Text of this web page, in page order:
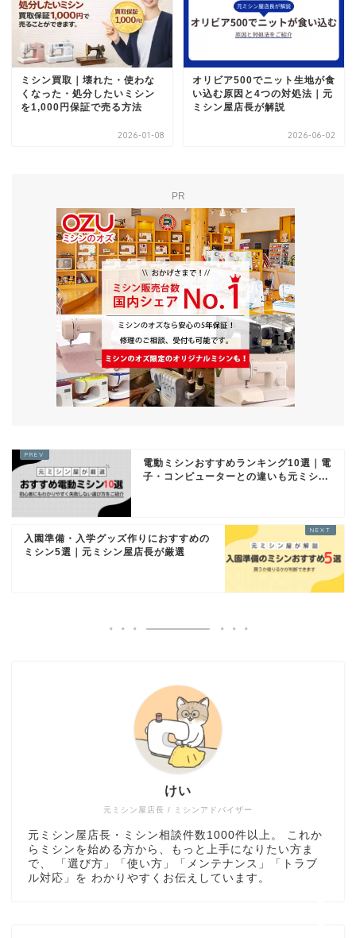
ミシン買取｜壊れた・使わな
くなった・処分したいミシン
を1,000円保証で売る方法
2026-01-08
オリビア500でニット生地が食
い込む原因と4つの対処法｜元
ミシン屋店長が解説
2026-06-02
PR
電動ミシンおすすめランキング10選｜電
子・コンピューターとの違いも元ミシ...
入園準備・入学グッズ作りにおすすめの
ミシン5選｜元ミシン屋店長が厳選
元ミシン屋店長 / ミシンアドバイザー
けい
元ミシン屋店長・ミシン相談件数1000件以上。 これか
らミシンを始める方から、もっと上手になりたい方ま
で、 「選び方」「使い方」「メンテナンス」「トラブ
ル対応」を わかりやすくお伝えしています。
ミシン選び方・おすすめ
トラブル解決・メンテナ
ミシンの使い方・道具